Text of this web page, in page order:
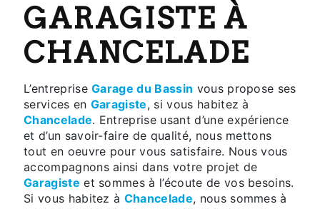
GARAGISTE À
CHANCELADE
L’entrepriseGarage du Bassin vous propose ses
services en Garagiste, si vous habitez à
Chancelade. Entreprise usant d’une expérience
et d’un savoir-faire de qualité, nous mettons
tout en oeuvre pour vous satisfaire. Nous vous
accompagnons ainsi dans votre projet de
Garagiste et sommes à l’écoute de vos besoins.
Si vous habitez à Chancelade, nous sommes à